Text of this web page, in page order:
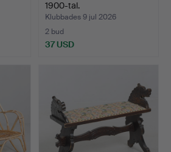
1900-tal.
Klubbades 9 jul 2026
2 bud
37 USD